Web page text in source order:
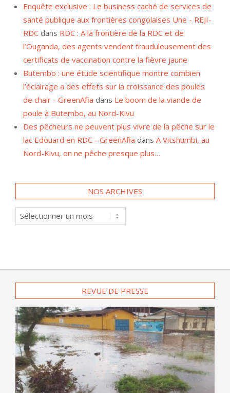
Enquête exclusive : Le business caché de services de
santé publique aux frontières congolaises Une - REJI-
RDC dans RDC : A la frontière de la RDC et de
l’Ouganda, des agents vendent frauduleusement des
certificats de vaccination contre la fièvre jaune
Butembo : une étude scientifique montre combien
l’éclairage a des effets sur la croissance des poules
de chair - GreenAfia dans Le boom de la viande de
poule à Butembo, au Nord-Kivu
Des pêcheurs ne peuvent plus vivre de la pêche sur le
lac Edouard en RDC - GreenAfia dans A Vitshumbi, au
Nord-Kivu, on ne pêche presque plus…
NOS ARCHIVES
Nos
archives
REVUE DE PRESSE